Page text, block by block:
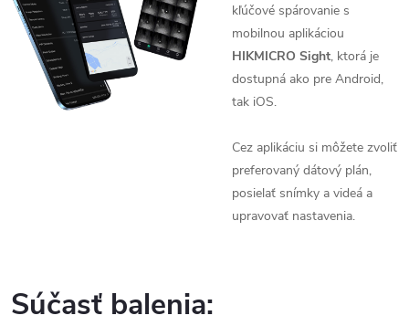
kľúčové spárovanie s
mobilnou aplikáciou
HIKMICRO Sight, ktorá je
dostupná ako pre Android,
tak iOS.
Cez aplikáciu si môžete zvoliť
preferovaný dátový plán,
posielať snímky a videá a
upravovať nastavenia.
Súčasť balenia: